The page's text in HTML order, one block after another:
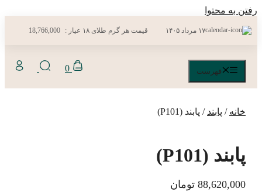
رفتن به محتوا
۱۷ مرداد ۱۴۰۵ قیمت هر گرم طلای ۱۸ عیار : 18,766,000
0 فهرست
خانه / پابند / پابند (P101)
پابند (P101)
88,620,000 تومان